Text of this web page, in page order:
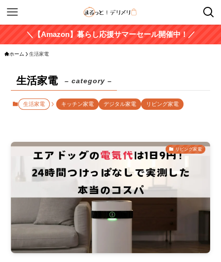
＼【Amazon】暮らし応援サマーセール開催中！／
ホーム 生活家電
生活家電 – category –
生活家電 キッチン家電 デジタル家電 リビング家電
リビング家電